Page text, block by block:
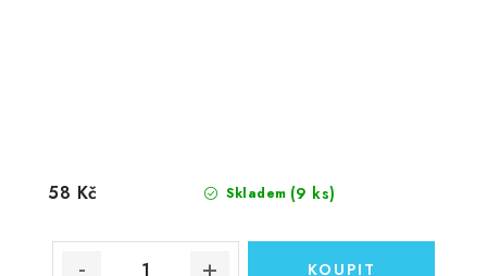
Skladem (9 ks)
58 Kč